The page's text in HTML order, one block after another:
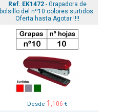
Ref. EK1472- Grapadora de
bolsillo del nº10 colores surtidos.
Oferta hasta Agotar !!!!
Desde 1 ,106 €